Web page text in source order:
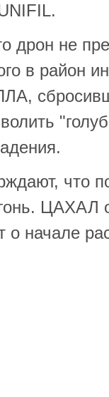
дрон не
в район
что
ЦАХАЛ
о начале